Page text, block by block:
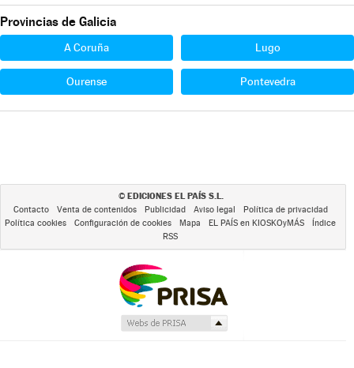
Provincias de Galicia
A Coruña Lugo
Ourense Pontevedra
© EDICIONES EL PAÍS S.L.
Contacto Venta de contenidos Publicidad Aviso legal
Política de privacidad
Política cookies
Configuración de cookies Mapa EL PAÍS en KIOSKOyMÁS
Índice
RSS